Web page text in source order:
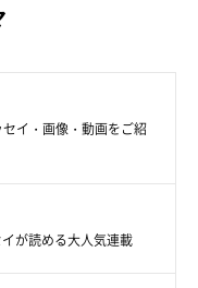
イ・画像・動画をご紹
が読める大人気連載